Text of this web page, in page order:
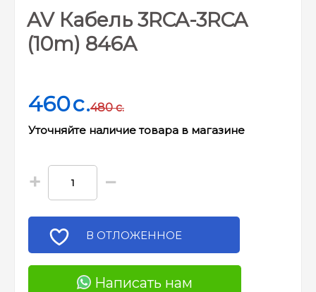
AV Кабель 3RCA-3RCA
(10m) 846A
460c.
Уточняйте наличие товара в магазине
480 c.
+ −
В ОТЛОЖЕННОЕ
Написать нам